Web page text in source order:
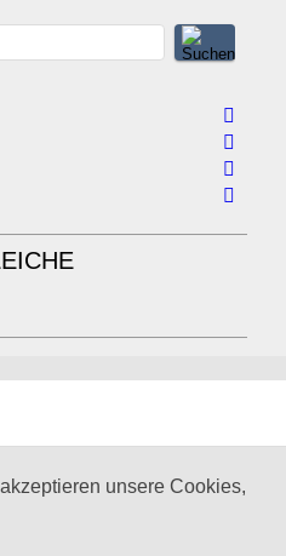
unsere Cookies,